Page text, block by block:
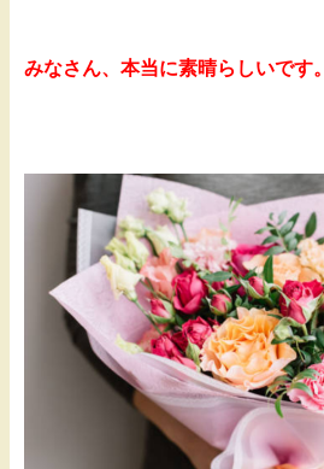
みなさん、本当に素晴らしいです。